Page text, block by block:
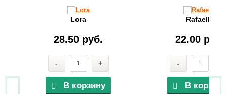
Lora
28.50 руб.
- +
В корзину
Rafaella
22.00 руб.
-
В корзину